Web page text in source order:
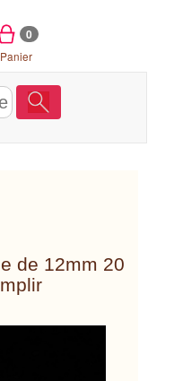
0
Panier
de 12mm 20